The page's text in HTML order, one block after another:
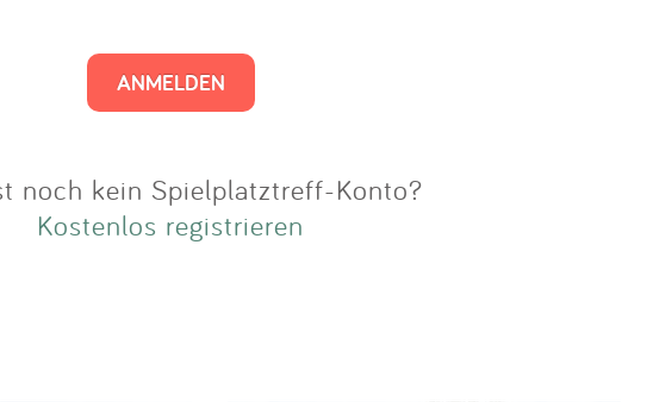
Anmelden
noch kein Spielplatztreff-Konto?
Kostenlos registrieren